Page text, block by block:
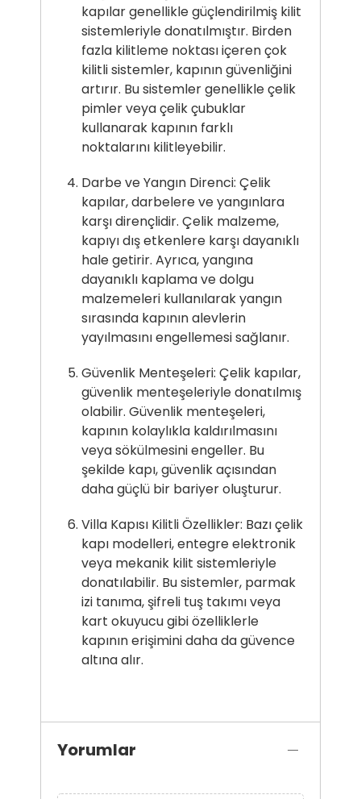
kapılar genellikle güçlendirilmiş kilit
sistemleriyle donatılmıştır. Birden
fazla kilitleme noktası içeren çok
kilitli sistemler, kapının güvenliğini
artırır. Bu sistemler genellikle çelik
pimler veya çelik çubuklar
kullanarak kapının farklı
noktalarını kilitleyebilir.
Darbe ve Yangın Direnci: Çelik
kapılar, darbelere ve yangınlara
karşı dirençlidir. Çelik malzeme,
kapıyı dış etkenlere karşı dayanıklı
hale getirir. Ayrıca, yangına
dayanıklı kaplama ve dolgu
malzemeleri kullanılarak yangın
sırasında kapının alevlerin
yayılmasını engellemesi sağlanır.
Güvenlik Menteşeleri: Çelik kapılar,
güvenlik menteşeleriyle donatılmış
olabilir. Güvenlik menteşeleri,
kapının kolaylıkla kaldırılmasını
veya sökülmesini engeller. Bu
şekilde kapı, güvenlik açısından
daha güçlü bir bariyer oluşturur.
Villa Kapısı Kilitli Özellikler: Bazı çelik
kapı modelleri, entegre elektronik
veya mekanik kilit sistemleriyle
donatılabilir. Bu sistemler, parmak
izi tanıma, şifreli tuş takımı veya
kart okuyucu gibi özelliklerle
kapının erişimini daha da güvence
altına alır.
Yorumlar